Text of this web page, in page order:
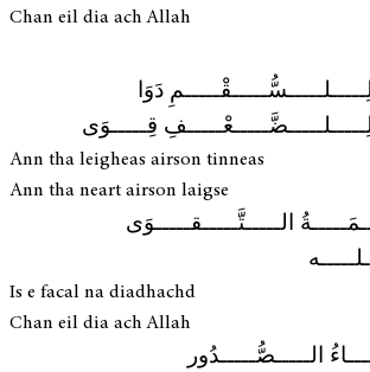
Chan eil dia ach Allah
دَوَا
لِـــــلـــــضَّـــــعْـــــفِ قِـــــوَى
Ann tha leigheas airson tinneas
Ann tha neart airson laigse
الـــــتَّـــــقـــــوَى
Is e facal na diadhachd
Chan eil dia ach Allah
الـــــصُّـــــدُور